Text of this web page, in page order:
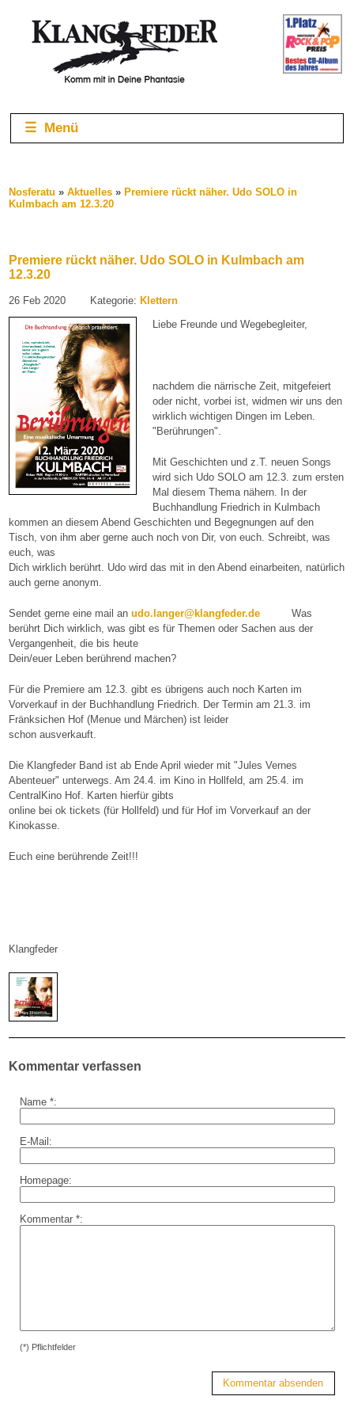
☰ Menü
Nosferatu »Aktuelles »Premiere rückt näher. Udo SOLO in
Kulmbach am 12.3.20
Premiere rückt näher. Udo SOLO in Kulmbach am
12.3.20
26 Feb 2020 Kategorie: Klettern
Liebe Freunde und Wegebegleiter,
nachdem die närrische Zeit, mitgefeiert
oder nicht, vorbei ist, widmen wir uns den
wirklich wichtigen Dingen im Leben.
"Berührungen".
Mit Geschichten und z.T. neuen Songs
wird sich Udo SOLO am 12.3. zum ersten
Mal diesem Thema nähern. In der
Buchhandlung Friedrich in Kulmbach
kommen an diesem Abend Geschichten und Begegnungen auf den
Tisch, von ihm aber gerne auch noch von Dir, von euch. Schreibt, was
euch, was
Dich wirklich berührt. Udo wird das mit in den Abend einarbeiten, natürlich
auch gerne anonym.
Sendet gerne eine mail anudo.langer@klangfeder.de Was
berührt Dich wirklich, was gibt es für Themen oder Sachen aus der
Vergangenheit, die bis heute
Dein/euer Leben berührend machen?
Für die Premiere am 12.3. gibt es übrigens auch noch Karten im
Vorverkauf in der Buchhandlung Friedrich. Der Termin am 21.3. im
Fränksichen Hof (Menue und Märchen) ist leider
schon ausverkauft.
Die Klangfeder Band ist ab Ende April wieder mit "Jules Vernes
Abenteuer" unterwegs. Am 24.4. im Kino in Hollfeld, am 25.4. im
CentralKino Hof. Karten hierfür gibts
online bei ok tickets (für Hollfeld) und für Hof im Vorverkauf an der
Kinokasse.
Euch eine berührende Zeit!!!
Klangfeder
Kommentar verfassen
Name *:
E-Mail:
Homepage:
Kommentar *:
(*) Pflichtfelder